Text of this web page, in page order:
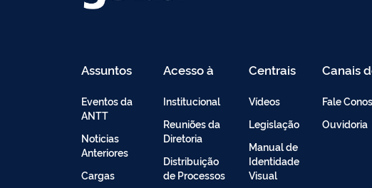
Assuntos
Eventos da
ANTT
Noticias
Anteriores
Cargas
Acesso à
Informação
Institucional
Reuniões da
Diretoria
Distribuição
de Processos
Centrais
de
Vídeos
Legislação
Manual de
Identidade
Visual
Canais
Fale
Ouvidoria